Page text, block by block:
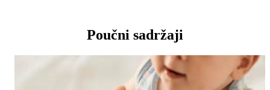
Poučni sadržaji